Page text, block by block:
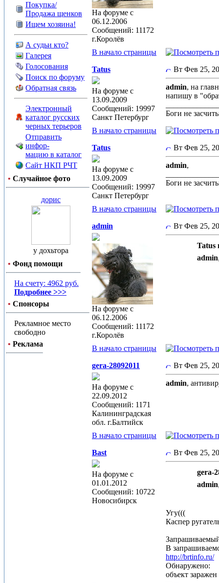
Покупка/
Продажа щенков
Ищем хозяина!
А судьи кто?
Галерея
Голосования
Поиск по форуму
Обратная связь
Электронный
каталог русских
черных терьеров
Отправить
инфор-
мацию в каталог
Сайт НКП РЧТ
• Случайное фото
дорис
у дохьтора
• Фонд помощи
На счету: 4962 руб.
Подробнее >>>
• Спонсоры
Рекламное место
свободно
• Реклама
На форуме с
06.12.2006
Сообщений: 11172
г.Королёв
В начало страницы
Tatus
На форуме с
13.09.2009
Сообщений: 19997
Санкт Петербург
Вт Фев 25,
admin, на
напишу в
Боги не
В начало страницы
Tatus
На форуме с
13.09.2009
Сообщений: 19997
Санкт Петербург
Вт Фев 25,
admin,
Боги не
В начало страницы
admin
На форуме с
06.12.2006
Сообщений: 11172
г.Королёв
Вт Фев 25,
Tatus
admin
В начало страницы
gera-28092011
На форуме с
22.09.2012
Сообщений: 1171
Калининградская
обл. г.Балтийск
Вт Фев 25,
admin,
В начало страницы
Bast
На форуме с
01.01.2012
Сообщений: 10722
Новосибирск
Вт Фев 25,
gera-
admin
Угу(((
Каспер
В
http://brtinfo.ru/
Обнаружено:
объект